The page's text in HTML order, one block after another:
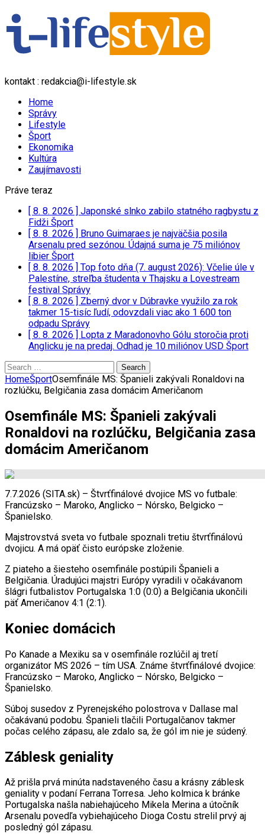
kontakt : redakcia@i-lifestyle.sk
Home
Správy
Lifestyle
Šport
Ekonomika
Kultúra
Zaujímavosti
Práve teraz
[ 8. 8. 2026 ] Japonské slnko zabilo statného ragbystu z
Fidži Šport
[ 8. 8. 2026 ] Bruno Guimaraes je najväčšia posila
Arsenalu pred sezónou. Údajná suma je 75 miliónov
libier Šport
[ 8. 8. 2026 ] Top foto dňa (7. august 2026): Včelie úle v
Palestíne, streľba študenta v Thajsku a Lovestream
festival Správy
[ 8. 8. 2026 ] Zberný dvor v Dúbravke využilo za rok
takmer 15-tisíc ľudí, odovzdali viac ako 1 600 ton
odpadu Správy
[ 8. 8. 2026 ] Lopta z Maradonovho Gólu storočia proti
Anglicku je na predaj. Odhad je 10 miliónov USD Šport
Search
for:
HomeŠportOsemfinále MS: Španieli zakývali Ronaldovi na
rozlúčku, Belgičania zasa domácim Američanom
Osemfinále MS: Španieli zakývali
Ronaldovi na rozlúčku, Belgičania zasa
domácim Američanom
7.7.2026 (SITA.sk) – Štvrťfinálové dvojice MS vo futbale:
Francúzsko – Maroko, Anglicko – Nórsko, Belgicko –
Španielsko.
Majstrovstvá sveta vo futbale spoznali tretiu štvrťfinálovú
dvojicu. A má opäť čisto európske zloženie.
Z piateho a šiesteho osemfinále postúpili Španieli a
Belgičania. Úradujúci majstri Európy vyradili v očakávanom
šlágri futbalistov Portugalska 1:0 (0:0) a Belgičania ukončili
päť Američanov 4:1 (2:1).
Koniec domácich
Po Kanade a Mexiku sa v osemfinále rozlúčil aj tretí
organizátor MS 2026 – tím USA. Známe štvrťfinálové dvojice:
Francúzsko – Maroko, Anglicko – Nórsko, Belgicko –
Španielsko.
Súboj susedov z Pyrenejského polostrova v Dallase mal
očakávanú podobu. Španieli tlačili Portugalčanov takmer
počas celého zápasu, ale zdalo sa, že gól im nie je súdený.
Záblesk geniality
Až prišla prvá minúta nadstaveného času a krásny záblesk
geniality v podaní Ferrana Torresa. Jeho kolmica k bránke
Portugalska našla nabiehajúceho Mikela Merina a útočník
Arsenalu povedľa vybiehajúceho Dioga Costu strelil prvý aj
posledný gól zápasu.